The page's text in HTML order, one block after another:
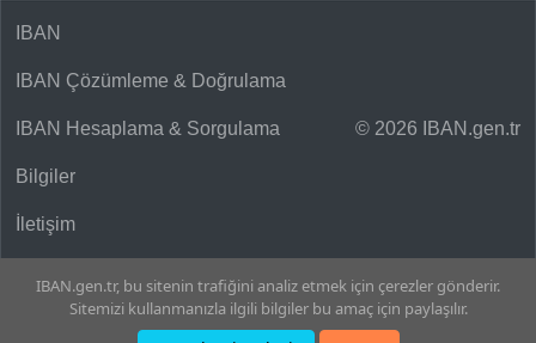
© 2026 IBAN.gen.tr
IBAN
IBAN Çözümleme & Doğrulama
IBAN Hesaplama & Sorgulama
Bilgiler
İletişim
IBAN.gen.tr, bu sitenin trafiğini analiz etmek için çerezler gönderir.
Sitemizi kullanmanızla ilgili bilgiler bu amaç için paylaşılır.